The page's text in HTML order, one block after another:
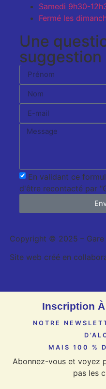
Samedi 9h30-
Fermé les
Une
suggestion
En validant ce
d'être recontacté par
Copyright © 2025 – Gare
Site web créé en
Inscription
NOTRE
MAIS 100 %
Abonnez-vous et voyez
pas les